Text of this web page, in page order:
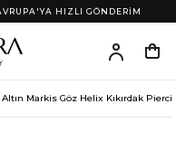
HIZLI GÖNDERİM
Altın Markis Göz Helix Kıkırdak